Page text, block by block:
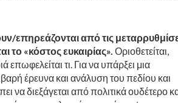
επηρεάζονται από τις
το «κόστος ευκαιρίας». Οριοθετείται,
τι. Για να υπάρξει μια
έρευνα και ανάλυση του πεδίου και
να διεξάγεται από πολιτικά ουδέτερο